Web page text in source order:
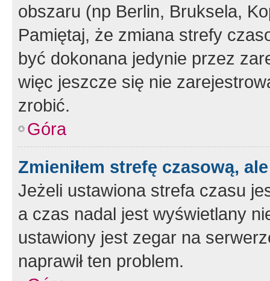
obszaru (np Berlin, Bruksela,
Pamiętaj, że zmiana strefy
być dokonana jedynie przez
więc jeszcze się nie
zrobić.
Góra
Zmieniłem strefę czasową,
Jeżeli ustawiona strefa czasu
a czas nadal jest wyświetlany
ustawiony jest zegar na
naprawił ten problem.